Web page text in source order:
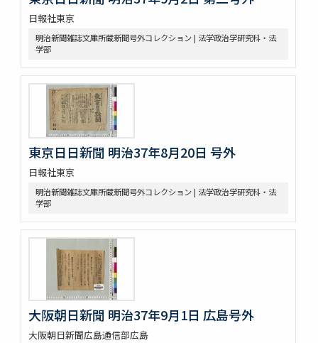
日報社東京
明治新聞雑誌文庫所蔵新聞号外コレクション | 法学政治学研究科・法
学部
東京日日新聞 明治37年8月20日 号外
日報社東京
明治新聞雑誌文庫所蔵新聞号外コレクション | 法学政治学研究科・法
学部
大阪朝日新聞 明治37年9月1日 広島号外
大阪朝日新聞広島通信部広島